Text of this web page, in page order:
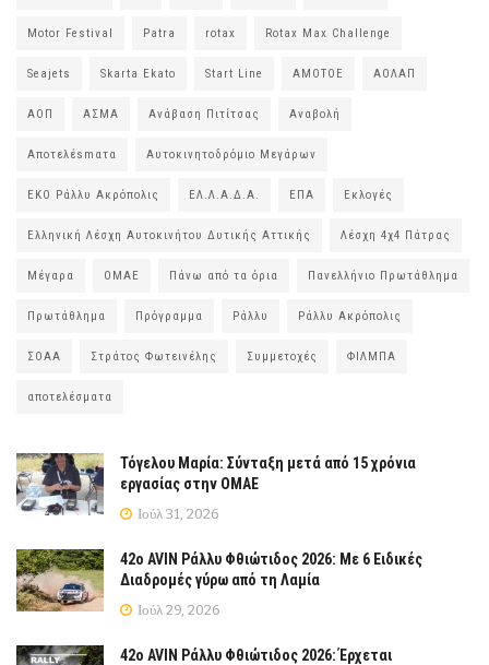
Motor Festival Patra rotax Rotax Max Challenge
Seajets Skarta Ekato Start Line ΑΜΟΤΟΕ ΑΟΛΑΠ
ΑΟΠ ΑΣΜΑ Ανάβαση Πιτίτσας Αναβολή
Αποτελέsmατα Αυτοκινητοδρόμιο Μεγάρων
ΕΚΟ Ράλλυ Ακρόπολις ΕΛ.Λ.Α.Δ.Α. ΕΠΑ Εκλογές
Ελληνική Λέσχη Αυτοκινήτου Δυτικής Αττικής Λέσχη 4χ4 Πάτρας
Μέγαρα ΟΜΑΕ Πάνω από τα όρια Πανελλήνιο Πρωτάθλημα
Πρωτάθλημα Πρόγραμμα Ράλλυ Ράλλυ Ακρόπολις
ΣΟΑΑ Στράτος Φωτεινέλης Συμμετοχές ΦΙΛΜΠΑ
αποτελέσματα
Τόγελου Μαρία: Σύνταξη μετά από 15 χρόνια
εργασίας στην ΟΜΑΕ
Ιούλ 31, 2026
42ο AVIN Ράλλυ Φθιώτιδος 2026: Με 6 Ειδικές
Διαδρομές γύρω από τη Λαμία
Ιούλ 29, 2026
42ο AVIN Ράλλυ Φθιώτιδος 2026: Έρχεται